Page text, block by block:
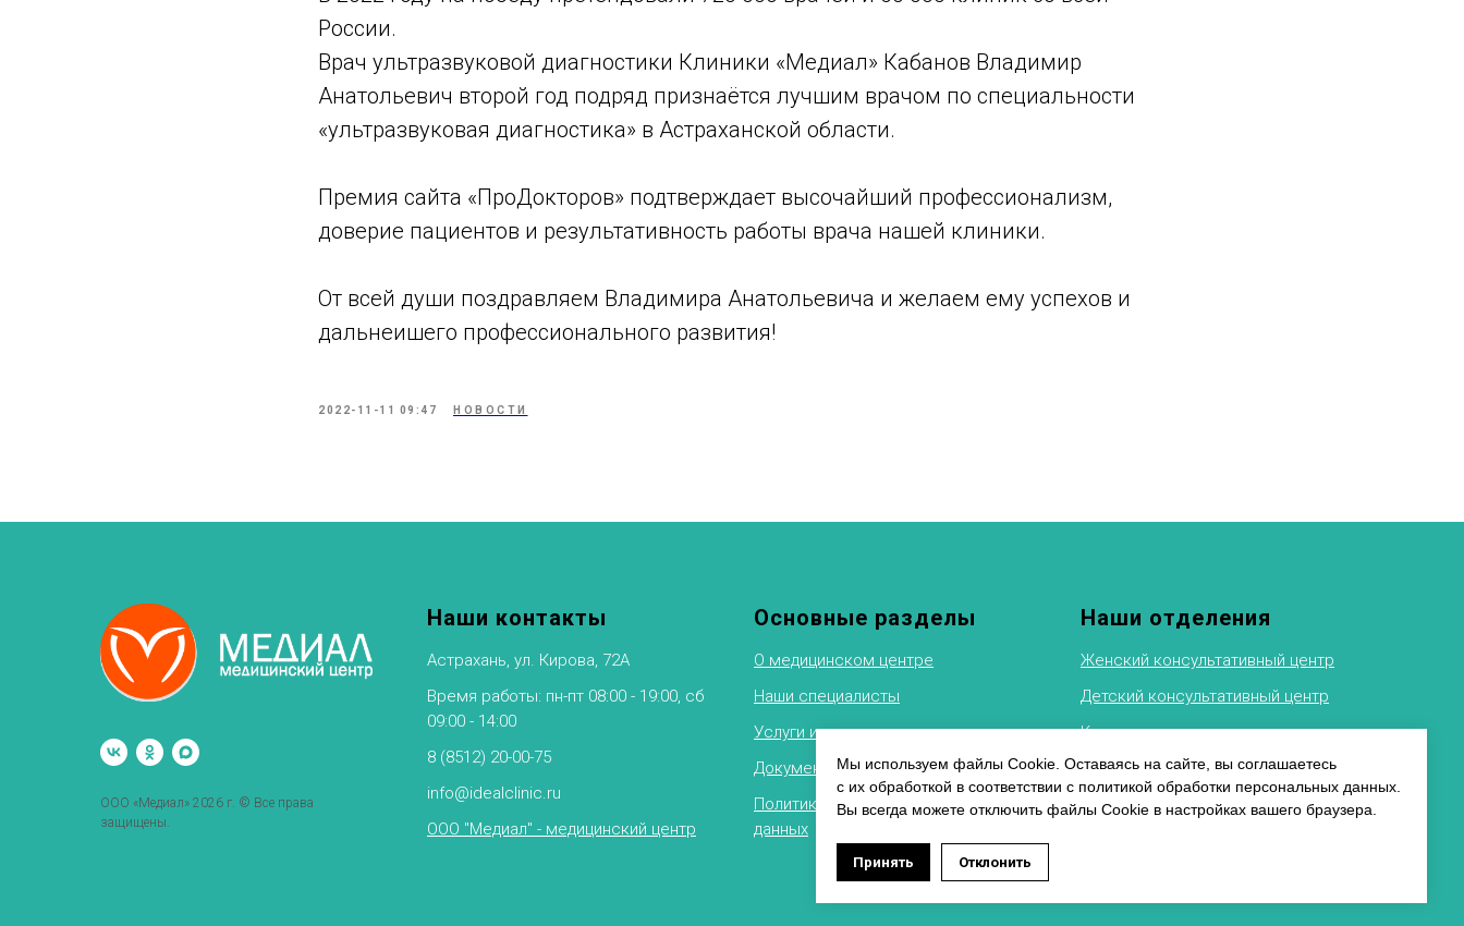
Мы используем файлы Cookie. Оставаясь на сайте, вы соглашаетесь
с их обработкой в соответствии с политикой обработки персональных данных.
Вы всегда можете отключить файлы Cookie в настройках вашего браузера.
Принять Отклонить
России.
Врач ультразвуковой диагностики Клиники «Медиал» Кабанов Владимир
Анатольевич второй год подряд признаётся лучшим врачом по специальности
«ультразвуковая диагностика» в Астраханской области.
Премия сайта «ПроДокторов» подтверждает высочайший профессионализм,
доверие пациентов и результативность работы врача нашей клиники.
От всей души поздравляем Владимира Анатольевича и желаем ему успехов и
дальнеи‌шего профессионального развития!
2022-11-11 09:47 НОВОСТИ
Оставить заявку на запись к специалисту
ООО «Медиал» 2026 г. © Все права
защищены.
Наши контакты
Астрахань, ул. Кирова, 72А
Время работы: пн-пт 08:00 - 19:00, сб
09:00 - 14:00
8 (8512) 20-00-75
info@idealclinic.ru
ООО "Медиал" - медицинский центр
Основные разделы
О медицинском центре
Наши специалисты
Услуги и цены
Документы
Политика обработки персональных
данных
Наши отделения
Женский консультативный центр
Детский консультативный центр
Клиника восстановительного
лечения ФТИ
Рентгеновское отделение